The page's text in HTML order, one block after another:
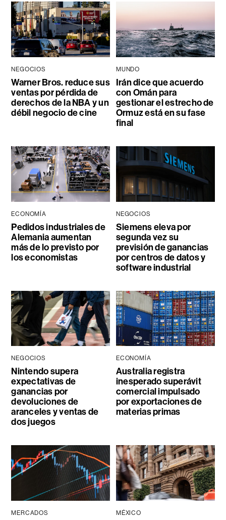
NEGOCIOS
Warner Bros. reduce sus
ventas por pérdida de
derechos de la NBA y un
débil negocio de cine
MUNDO
Irán dice que acuerdo
con Omán para
gestionar el estrecho de
Ormuz está en su fase
final
ECONOMÍA
Pedidos industriales de
Alemania aumentan
más de lo previsto por
los economistas
NEGOCIOS
Siemens eleva por
segunda vez su
previsión de ganancias
por centros de datos y
software industrial
NEGOCIOS
Nintendo supera
expectativas de
ganancias por
devoluciones de
aranceles y ventas de
dos juegos
ECONOMÍA
Australia registra
inesperado superávit
comercial impulsado
por exportaciones de
materias primas
MERCADOS MÉXICO